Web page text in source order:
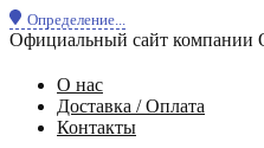
Определение...
Официальный сайт компании
О нас
Доставка / Оплата
Контакты